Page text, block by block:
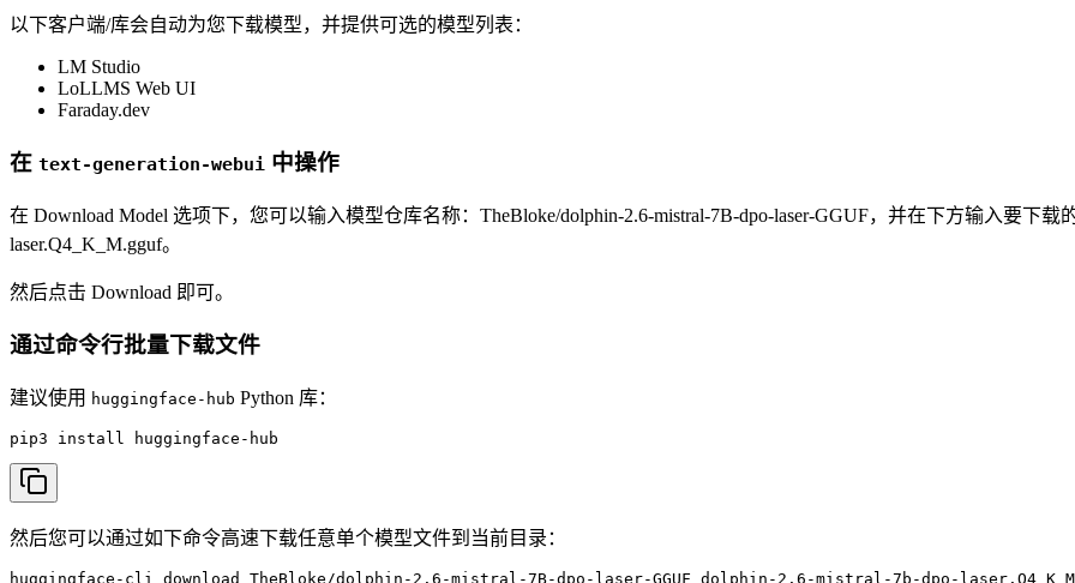
以下客户端/库会自动为您下载模型，并提供可选的模型列表：
LM Studio
LoLLMS Web UI
Faraday.dev
在 text-generation-webui 中操作
在 Download Model 选项下，您可以输入模型仓库名称：TheBloke/dolphin-2.6-mistral-7B-dpo-laser-GGUF，并在下方输入要下载
laser.Q4_K_M.gguf。
然后点击 Download 即可。
通过命令行批量下载文件
建议使用 huggingface-hub Python 库：
pip3 install huggingface-hub
然后您可以通过如下命令高速下载任意单个模型文件到当前目录：
huggingface-cli download TheBloke/dolphin-2.6-mistral-7B-dpo-laser-GGUF dolphin-2.6-mistral-7b-dpo-